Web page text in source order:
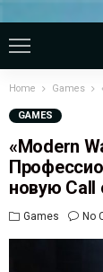
Home Games
GAMES
«Modern
новую Call
Games No